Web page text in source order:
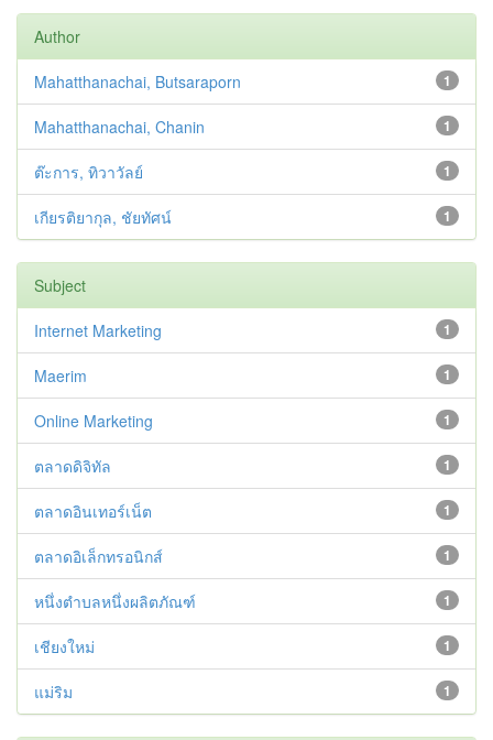
Author
1
Mahatthanachai, Butsaraporn
1
Mahatthanachai, Chanin
1
ต๊ะการ, ทิวาวัลย์
1
เกียรติยากุล, ชัยทัศน์
Subject
1
Internet Marketing
1
Maerim
1
Online Marketing
1
ตลาดดิจิทัล
1
ตลาดอินเทอร์เน็ต
1
ตลาดอิเล็กทรอนิกส์
1
หนึ่งตำบลหนึ่งผลิตภัณฑ์
1
เชียงใหม่
1
แม่ริม